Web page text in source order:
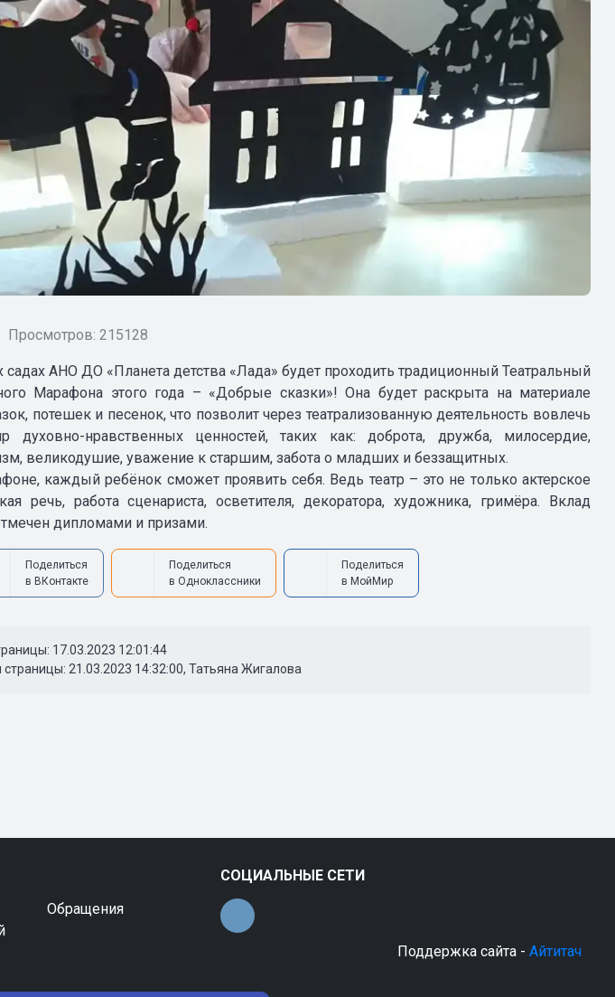
Просмотров: 215128
садах АНО ДО «Планета детства «Лада» будет проходить традиционный Театральный
Марафона этого года – «Добрые сказки»! Она будет раскрыта на материале
потешек и песенок, что позволит через театрализованную деятельность вовлечь
нравственных ценностей, таких как: доброта, дружба, милосердие,
великодушие, уважение к старшим, забота о младших и беззащитных.
каждый ребёнок сможет проявить себя. Ведь театр – это не только актерское
речь, работа сценариста, осветителя, декоратора, художника, гримёра. Вклад
дипломами и призами.
Поделиться
в ВКонтакте
Поделиться
в Одноклассники
Поделиться
в МойМир
17.03.2023 12:01:44
21.03.2023 14:32:00, Татьяна Жигалова
Обращения
СОЦИАЛЬНЫЕ СЕТИ
Поддержка сайта - Айтитач